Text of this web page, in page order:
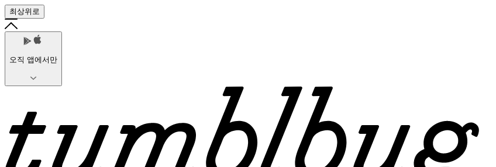
최상위로
오직 앱에서만